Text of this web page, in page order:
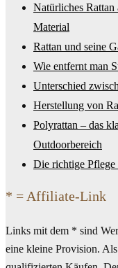
Natürliches
Material
Rattan und seine
Wie entfernt man
Unterschied
Herstellung von
Polyrattan – das
Outdoorbereich
Die richtige Pflege
* = Affiliate-Link
Links mit dem * sind
eine kleine Provision.